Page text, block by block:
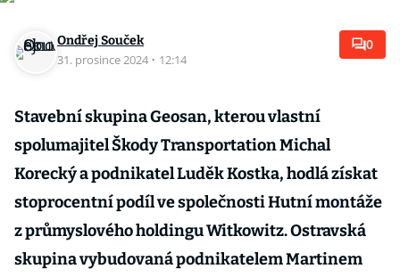
Ondřej Souček
31. prosince 2024 · 12:14
0
Stavební skupina Geosan, kterou vlastní
spolumajitel Škody Transportation Michal
Korecký a podnikatel Luděk Kostka, hodlá získat
stoprocentní podíl ve společnosti Hutní montáže
z průmyslového holdingu Witkowitz. Ostravská
skupina vybudovaná podnikatelem Martinem